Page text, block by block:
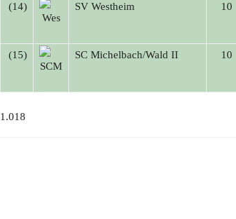
(14) SV Westheim 10
(15) SC Michelbach/Wald II 10
1.018